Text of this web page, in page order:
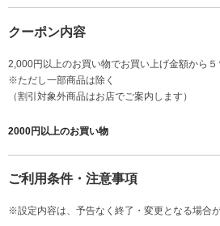
クーポン内容
2,000円以上のお買い物でお買い上げ金額から
※ただし一部商品は除く
（割引対象外商品はお店でご案内します）
2000円以上のお買い物
ご利用条件・注意事項
※設定内容は、予告なく終了・変更となる場合が